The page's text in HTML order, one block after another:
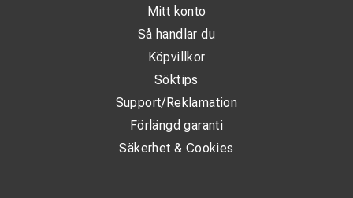
Mitt konto
Så handlar du
Köpvillkor
Söktips
Support/Reklamation
Förlängd garanti
Säkerhet & Cookies